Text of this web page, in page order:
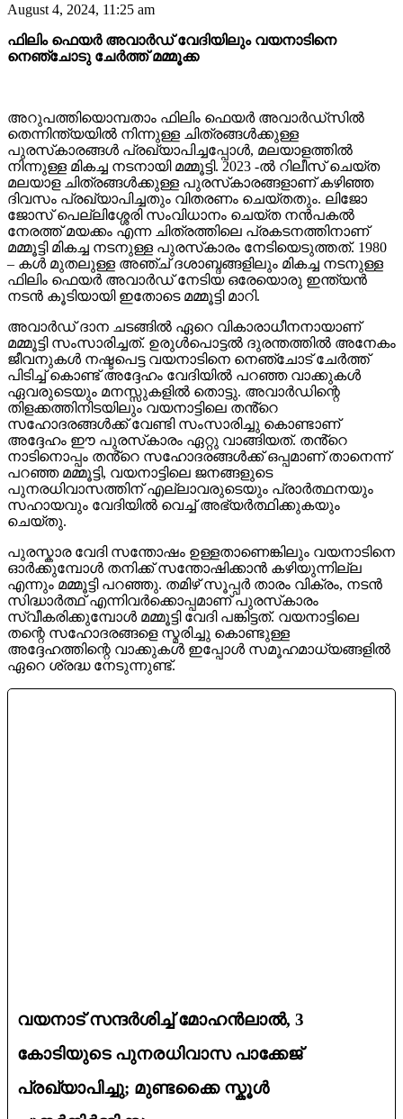
August 4, 2024, 11:25 am
ഫിലിം ഫെയർ അവാർഡ് വേദിയിലും വയനാടിനെ
നെഞ്ചോടു ചേർത്ത് മമ്മൂക്ക
അറുപത്തിയൊമ്പതാം ഫിലിം ഫെയർ അവാർഡ്‌സിൽ
തെന്നിന്ത്യയിൽ നിന്നുള്ള ചിത്രങ്ങൾക്കുള്ള
പുരസ്‍കാരങ്ങൾ പ്രഖ്യാപിച്ചപ്പോൾ, മലയാളത്തിൽ
നിന്നുള്ള മികച്ച നടനായി മമ്മൂട്ടി. 2023 -ൽ റിലീസ് ചെയ്ത
മലയാള ചിത്രങ്ങൾക്കുള്ള പുരസ്‍കാരങ്ങളാണ് കഴിഞ്ഞ
ദിവസം പ്രഖ്യാപിച്ചതും വിതരണം ചെയ്തതും. ലിജോ
ജോസ് പെല്ലിശ്ശേരി സംവിധാനം ചെയ്ത നൻപകൽ
നേരത്ത് മയക്കം എന്ന ചിത്രത്തിലെ പ്രകടനത്തിനാണ്
മമ്മൂട്ടി മികച്ച നടനുള്ള പുരസ്‍കാരം നേടിയെടുത്തത്. 1980
– കൾ മുതലുള്ള അഞ്ച് ദശാബ്ദങ്ങളിലും മികച്ച നടനുള്ള
ഫിലിം ഫെയർ അവാർഡ് നേടിയ ഒരേയൊരു ഇന്ത്യൻ
നടൻ കൂടിയായി ഇതോടെ മമ്മൂട്ടി മാറി.
അവാർഡ് ദാന ചടങ്ങിൽ ഏറെ വികാരാധീനനായാണ്
മമ്മൂട്ടി സംസാരിച്ചത്. ഉരുൾപൊട്ടൽ ദുരന്തത്തിൽ അനേകം
ജീവനുകൾ നഷ്ടപെട്ട വയനാടിനെ നെഞ്ചോട് ചേർത്ത്
പിടിച്ച് കൊണ്ട് അദ്ദേഹം വേദിയിൽ പറഞ്ഞ വാക്കുകൾ
ഏവരുടെയും മനസ്സുകളിൽ തൊട്ടു. അവാർഡിന്റെ
തിളക്കത്തിനിടയിലും വയനാട്ടിലെ തൻ്റെ
സഹോദരങ്ങൾക്ക് വേണ്ടി സംസാരിച്ചു കൊണ്ടാണ്
അദ്ദേഹം ഈ പുരസ്‍കാരം ഏറ്റു വാങ്ങിയത്. തൻ്റെ
നാടിനൊപ്പം തൻ്റെ സഹോദരങ്ങൾക്ക് ഒപ്പമാണ് താനെന്ന്
പറഞ്ഞ മമ്മൂട്ടി, വയനാട്ടിലെ ജനങ്ങളുടെ
പുനരധിവാസത്തിന് എല്ലാവരുടെയും പ്രാർത്ഥനയും
സഹായവും വേദിയിൽ വെച്ച് അഭ്യർത്ഥിക്കുകയും
ചെയ്തു.
പുരസ്കാര വേദി സന്തോഷം ഉള്ളതാണെങ്കിലും വയനാടിനെ
ഓർക്കുമ്പോൾ തനിക്ക് സന്തോഷിക്കാൻ കഴിയുന്നില്ല
എന്നും മമ്മൂട്ടി പറഞ്ഞു. തമിഴ് സൂപ്പർ താരം വിക്രം, നടൻ
സിദ്ധാർത്ഥ് എന്നിവർക്കൊപ്പമാണ്‌ പുരസ്‍കാരം
സ്വീകരിക്കുമ്പോൾ മമ്മൂട്ടി വേദി പങ്കിട്ടത്. വയനാട്ടിലെ
തന്റെ സഹോദരങ്ങളെ സ്മരിച്ചു കൊണ്ടുള്ള
അദ്ദേഹത്തിന്റെ വാക്കുകൾ ഇപ്പോൾ സമൂഹമാധ്യങ്ങളിൽ
ഏറെ ശ്രദ്ധ നേടുന്നുണ്ട്.
വയനാട് സന്ദർശിച്ച് മോഹൻലാൽ, 3
കോടിയുടെ പുനരധിവാസ പാക്കേജ്
പ്രഖ്യാപിച്ചു; മുണ്ടക്കൈ സ്കൂൾ